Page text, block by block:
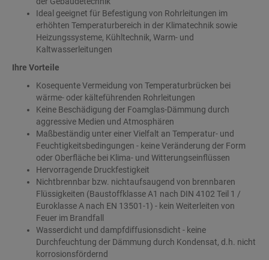
Ideal geeignet für Befestigung von Rohrleitungen im
erhöhten Temperaturbereich in der Klimatechnik sowie
Heizungssysteme, Kühltechnik, Warm- und
Kaltwasserleitungen
Ihre Vorteile
Kosequente Vermeidung von Temperaturbrücken bei
wärme- oder kälteführenden Rohrleitungen
Keine Beschädigung der Foamglas-Dämmung durch
aggressive Medien und Atmosphären
Maßbeständig unter einer Vielfalt an Temperatur- und
Feuchtigkeitsbedingungen - keine Veränderung der Form
oder Oberfläche bei Klima- und Witterungseinflüssen
Hervorragende Druckfestigkeit
Nichtbrennbar bzw. nichtaufsaugend von brennbaren
Flüssigkeiten (Baustoffklasse A1 nach DIN 4102 Teil 1 /
Euroklasse A nach EN 13501-1) - kein Weiterleiten von
Feuer im Brandfall
Wasserdicht und dampfdiffusionsdicht - keine
Durchfeuchtung der Dämmung durch Kondensat, d.h. nicht
korrosionsfördernd